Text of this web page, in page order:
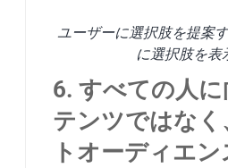
ユーザーに選択肢を提案
に選択肢を表
6. すべての人
テンツではなく
トオーディエ